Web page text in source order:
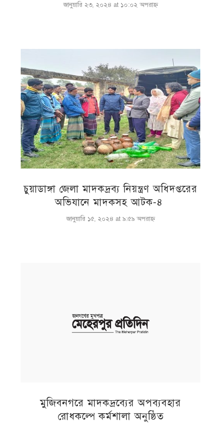
জানুয়ারি ২৩, ২০২৪ at ১০:০২ অপরাহ্ণ
চুয়াডাঙ্গা জেলা মাদকদ্রব্য নিয়ন্ত্রণ অধিদপ্তরের
অভিযানে মাদকসহ আটক-৪
জানুয়ারি ১৫, ২০২৪ at ৯:৫৯ অপরাহ্ণ
মুজিবনগরে মাদকদ্রব্যের অপব্যবহার
রোধকল্পে কর্মশালা অনুষ্ঠিত